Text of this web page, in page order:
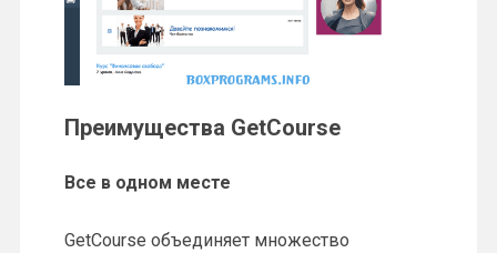
Преимущества GetCourse
Все в одном месте
GetCourse объединяет множество